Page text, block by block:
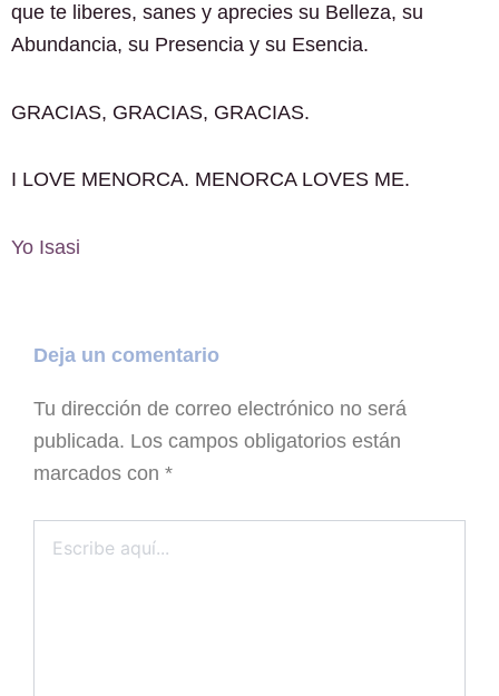
que te liberes, sanes y aprecies su Belleza, su
Abundancia, su Presencia y su Esencia.
GRACIAS, GRACIAS, GRACIAS.
I LOVE MENORCA. MENORCA LOVES ME.
Yo Isasi
Deja un comentario
Tu dirección de correo electrónico no será
publicada. Los campos obligatorios están
marcados con *
aquí...